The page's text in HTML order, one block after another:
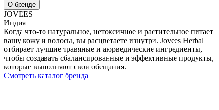
О бренде
JOVEES
Индия
Когда что-то натуральное, нетоксичное и растительное питает
вашу кожу и волосы, вы расцветаете изнутри. Jovees Herbal
отбирает лучшие травяные и аюрведические ингредиенты,
чтобы создавать сбалансированные и эффективные продукты,
которые выполняют свои обещания.
Смотреть каталог бренда